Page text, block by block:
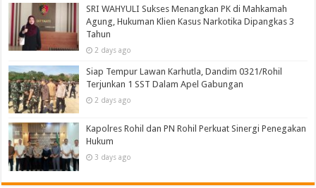
SRI WAHYULI Sukses Menangkan PK di Mahkamah
Agung, Hukuman Klien Kasus Narkotika Dipangkas 3
Tahun
2 days ago
Siap Tempur Lawan Karhutla, Dandim 0321/Rohil
Terjunkan 1 SST Dalam Apel Gabungan
2 days ago
Kapolres Rohil dan PN Rohil Perkuat Sinergi Penegakan
Hukum
3 days ago